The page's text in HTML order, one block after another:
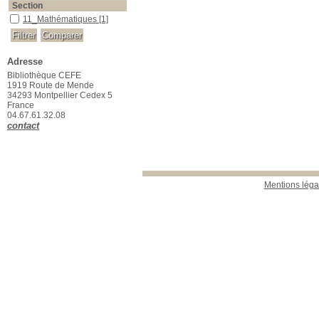
Mentions
Section
11_Mathématiques
11_Mathématiques [1]
Adresse
Bibliothèque CEFE
1919 Route de Mende
34293 Montpellier Cedex 5
France
04.67.61.32.08
contact